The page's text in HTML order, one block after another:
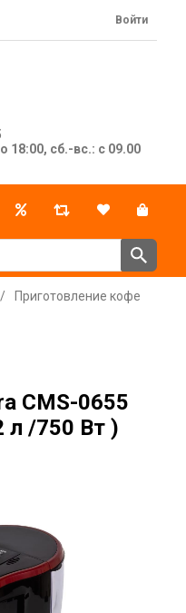
18:00, сб.-вс.: с 09.00
Войти
/
Приготовление кофе
CMS-0655
л /750 Вт )